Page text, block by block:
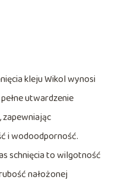
kleju Wikol wynosi
utwardzenie
zapewniając
i wodoodporność.
schnięcia to wilgotność
nałożonej